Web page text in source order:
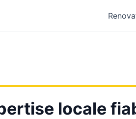
locale